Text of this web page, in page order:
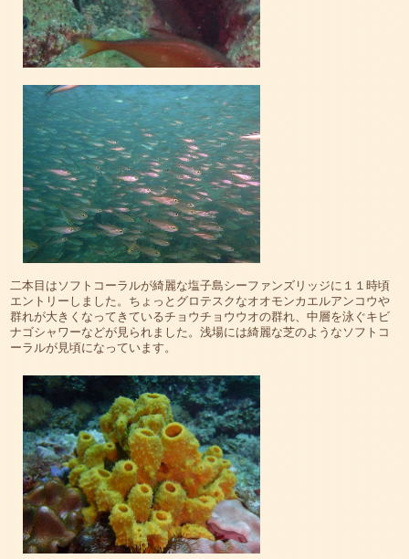
二本目はソフトコーラルが綺麗な塩子島シーファンズリッジに１１時頃
エントリーしました。ちょっとグロテスクなオオモンカエルアンコウや
群れが大きくなってきているチョウチョウウオの群れ、中層を泳ぐキビ
ナゴシャワーなどが見られました。浅場には綺麗な芝のようなソフトコ
ーラルが見頃になっています。